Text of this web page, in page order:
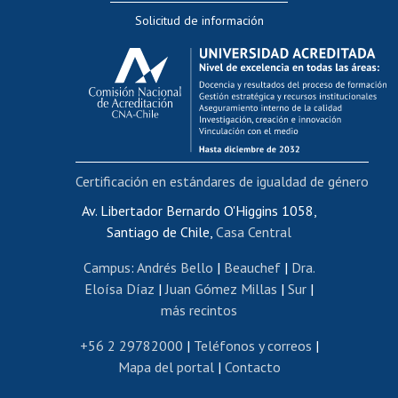
Evaluación docente
Calificación académica
Postulación al AUCAI
Funcionarias/os
Cursos internos de capacitación
Bienestar del personal
Portal de movilidad interna
Certificado de renta
Certificado de renta honorarios
Editar páginas blancas
Extranjeras/os
Revalidación y reconocimiento de títulos
Postulación al Programa de Movilidad Estudiantil
Solicitud de información
Av. Libertador Bernardo O'Higgins 1058,
Santiago de Chile, Casa Central
Campus: Andrés Bello | Beauchef| Dra.
Eloísa Díaz |Juan Gómez Millas | Sur |
más recintos
+56 2 29782000 | Teléfonos y correos |
Mapa del portal| Contacto
Certificación en estándares de igualdad de género